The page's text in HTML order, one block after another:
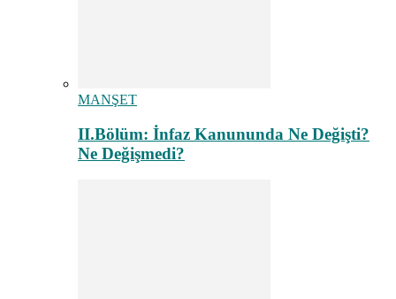
MANŞET
II.Bölüm: İnfaz Kanununda Ne Değişti?
Ne Değişmedi?